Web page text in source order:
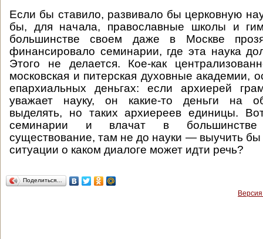
Если бы ставило, развивало бы церковную
бы, для начала, православные школы и
большинстве своем даже в Москве
финансировало семинарии, где эта наука
Этого не делается. Кое-как
московская и питерская духовные академии,
епархиальных деньгах: если архиерей
уважает науку, он какие-то деньги на
выделять, но таких архиереев единицы.
семинарии и влачат в
существование, там не до науки — выучить бы
ситуации о каком диалоге может идти речь?
Поделиться…